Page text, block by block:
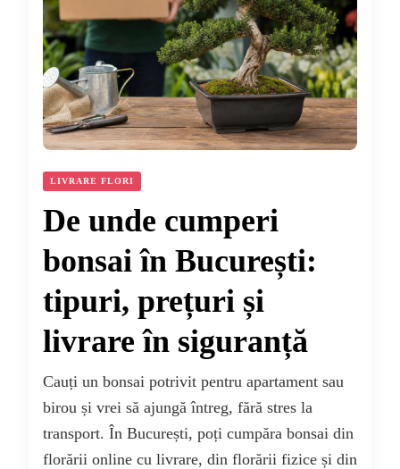
LIVRARE FLORI
De unde cumperi
bonsai în București:
tipuri, prețuri și
livrare în siguranță
Cauți un bonsai potrivit pentru apartament sau
birou și vrei să ajungă întreg, fără stres la
transport. În București, poți cumpăra bonsai din
florării online cu livrare, din florării fizice și din